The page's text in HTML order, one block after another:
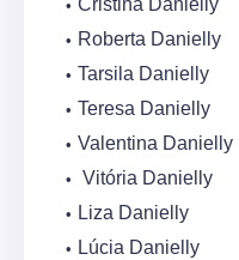
Cristina Danielly
Roberta Danielly
Tarsila Danielly
Teresa Danielly
Valentina Danielly
Vitória Danielly
Liza Danielly
Lúcia Danielly